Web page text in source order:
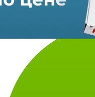
Теги:Москва